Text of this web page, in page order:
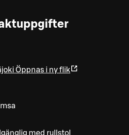
Öppnas i ny flik
med rullstol